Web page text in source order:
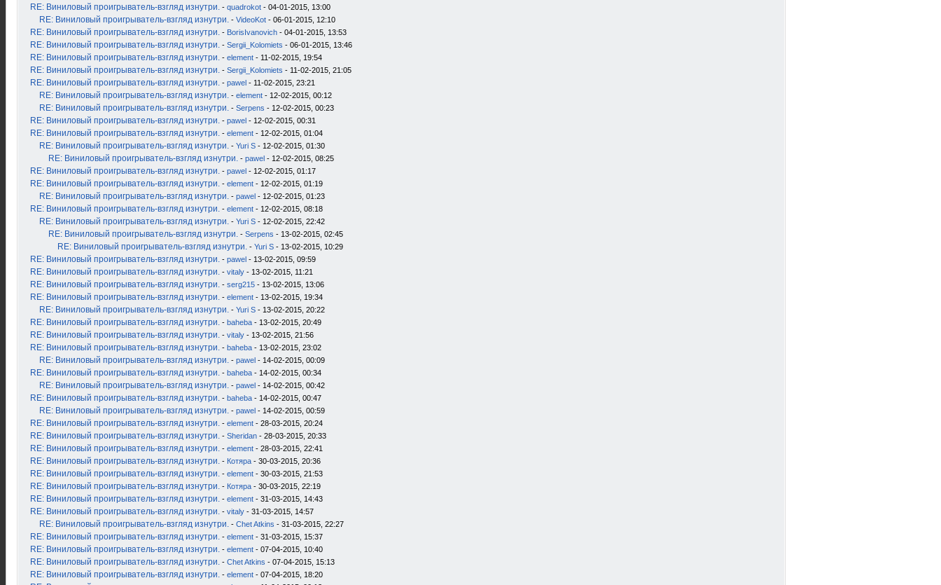
RE: Виниловый проигрыватель-взгляд изнутри. - quadrokot - 04-01-2015, 13:00
RE: Виниловый проигрыватель-взгляд изнутри. - VideoKot - 06-01-2015, 12:10
RE: Виниловый проигрыватель-взгляд изнутри. - BorisIvanovich - 04-01-2015, 13:53
RE: Виниловый проигрыватель-взгляд изнутри. - Sergii_Kolomiets - 06-01-2015, 13:46
RE: Виниловый проигрыватель-взгляд изнутри. - element - 11-02-2015, 19:54
RE: Виниловый проигрыватель-взгляд изнутри. - Sergii_Kolomiets - 11-02-2015, 21:05
RE: Виниловый проигрыватель-взгляд изнутри. - pawel - 11-02-2015, 23:21
RE: Виниловый проигрыватель-взгляд изнутри. - element - 12-02-2015, 00:12
RE: Виниловый проигрыватель-взгляд изнутри. - Serpens - 12-02-2015, 00:23
RE: Виниловый проигрыватель-взгляд изнутри. - pawel - 12-02-2015, 00:31
RE: Виниловый проигрыватель-взгляд изнутри. - element - 12-02-2015, 01:04
RE: Виниловый проигрыватель-взгляд изнутри. - Yuri S - 12-02-2015, 01:30
RE: Виниловый проигрыватель-взгляд изнутри. - pawel - 12-02-2015, 08:25
RE: Виниловый проигрыватель-взгляд изнутри. - pawel - 12-02-2015, 01:17
RE: Виниловый проигрыватель-взгляд изнутри. - element - 12-02-2015, 01:19
RE: Виниловый проигрыватель-взгляд изнутри. - pawel - 12-02-2015, 01:23
RE: Виниловый проигрыватель-взгляд изнутри. - element - 12-02-2015, 08:18
RE: Виниловый проигрыватель-взгляд изнутри. - Yuri S - 12-02-2015, 22:42
RE: Виниловый проигрыватель-взгляд изнутри. - Serpens - 13-02-2015, 02:45
RE: Виниловый проигрыватель-взгляд изнутри. - Yuri S - 13-02-2015, 10:29
RE: Виниловый проигрыватель-взгляд изнутри. - pawel - 13-02-2015, 09:59
RE: Виниловый проигрыватель-взгляд изнутри. - vitaly - 13-02-2015, 11:21
RE: Виниловый проигрыватель-взгляд изнутри. - serg215 - 13-02-2015, 13:06
RE: Виниловый проигрыватель-взгляд изнутри. - element - 13-02-2015, 19:34
RE: Виниловый проигрыватель-взгляд изнутри. - Yuri S - 13-02-2015, 20:22
RE: Виниловый проигрыватель-взгляд изнутри. - baheba - 13-02-2015, 20:49
RE: Виниловый проигрыватель-взгляд изнутри. - vitaly - 13-02-2015, 21:56
RE: Виниловый проигрыватель-взгляд изнутри. - baheba - 13-02-2015, 23:02
RE: Виниловый проигрыватель-взгляд изнутри. - pawel - 14-02-2015, 00:09
RE: Виниловый проигрыватель-взгляд изнутри. - baheba - 14-02-2015, 00:34
RE: Виниловый проигрыватель-взгляд изнутри. - pawel - 14-02-2015, 00:42
RE: Виниловый проигрыватель-взгляд изнутри. - baheba - 14-02-2015, 00:47
RE: Виниловый проигрыватель-взгляд изнутри. - pawel - 14-02-2015, 00:59
RE: Виниловый проигрыватель-взгляд изнутри. - element - 28-03-2015, 20:24
RE: Виниловый проигрыватель-взгляд изнутри. - Sheridan - 28-03-2015, 20:33
RE: Виниловый проигрыватель-взгляд изнутри. - element - 28-03-2015, 22:41
RE: Виниловый проигрыватель-взгляд изнутри. - Котяра - 30-03-2015, 20:36
RE: Виниловый проигрыватель-взгляд изнутри. - element - 30-03-2015, 21:53
RE: Виниловый проигрыватель-взгляд изнутри. - Котяра - 30-03-2015, 22:19
RE: Виниловый проигрыватель-взгляд изнутри. - element - 31-03-2015, 14:43
RE: Виниловый проигрыватель-взгляд изнутри. - vitaly - 31-03-2015, 14:57
RE: Виниловый проигрыватель-взгляд изнутри. - Chet Atkins - 31-03-2015, 22:27
RE: Виниловый проигрыватель-взгляд изнутри. - element - 31-03-2015, 15:37
RE: Виниловый проигрыватель-взгляд изнутри. - element - 07-04-2015, 10:40
RE: Виниловый проигрыватель-взгляд изнутри. - Chet Atkins - 07-04-2015, 15:13
RE: Виниловый проигрыватель-взгляд изнутри. - element - 07-04-2015, 18:20